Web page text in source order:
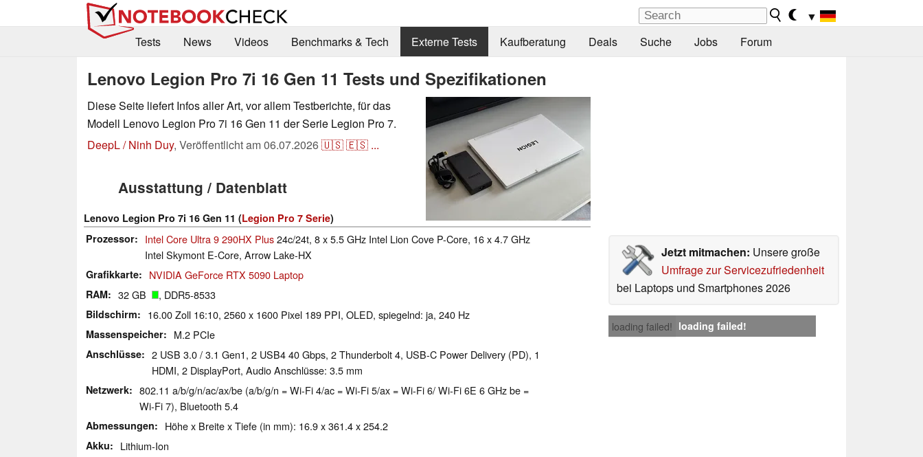
▼
Tests
News Videos Benchmarks & Tech Externe Tests Kaufberatung Deals Suche Jobs Forum
Lenovo Legion Pro 7i 16 Gen 11 Tests und Spezifikationen
Diese Seite liefert Infos aller Art, vor allem Testberichte, für das
Modell Lenovo Legion Pro 7i 16 Gen 11 der Serie Legion Pro 7.
DeepL / Ninh Duy, Veröffentlicht am06.07.2026🇺🇸🇪🇸 ...
Jetzt mitmachen: Unsere große
Umfrage zur Servicezufriedenheit
bei Laptops und Smartphones 2026
loading failed! loading failed!
Ausstattung / Datenblatt
Lenovo Legion Pro 7i 16 Gen 11 (Legion Pro 7 Serie)
Prozessor
Intel Core Ultra 9 290HX Plus24c/24t, 8 x 5.5 GHz Intel Lion Cove P-Core, 16 x 4.7 GHz
Intel Skymont E-Core, Arrow Lake-HX
Grafikkarte NVIDIA GeForce RTX 5090 Laptop
RAM 32 GB , DDR5-8533
Bildschirm 16.00 Zoll 16:10, 2560 x 1600 Pixel 189 PPI, OLED, spiegelnd: ja, 240 Hz
Massenspeicher M.2 PCIe
Anschlüsse
2 USB 3.0 / 3.1 Gen1, 2 USB4 40 Gbps, 2 Thunderbolt 4, USB-C Power Delivery (PD), 1
HDMI, 2 DisplayPort, Audio Anschlüsse: 3.5 mm
Netzwerk
802.11 a/​b/​g/​n/​ac/​ax/​be (a/b/g/n = Wi-Fi 4/ac = Wi-Fi 5/ax = Wi-Fi 6/ Wi-Fi 6E 6 GHz be =
Wi-Fi 7), Bluetooth 5.4
Abmessungen Höhe x Breite x Tiefe (in mm): 16.9 x 361.4 x 254.2
Akku Lithium-Ion